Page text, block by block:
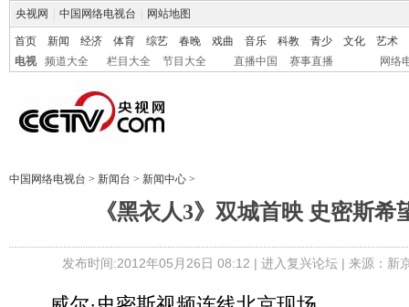
央视网 中国网络电视台 网站地图
首页 新闻 经济 体育 综艺 春晚 戏曲 音乐 科教 青少 文化
艺术
电视
频道大全 栏目大全 节目大全 直播中国 赛事直播 网络
中国网络电视台 > 新闻台 > 新闻中心 >
《黑衣人3》双城首映 史密斯希
发布时间:2012年05月26日 08:12 | 进入复兴论坛| 来源：新